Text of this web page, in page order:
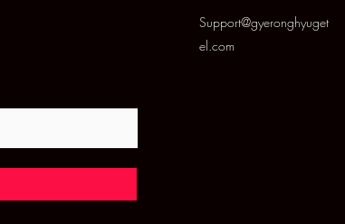
Support@gyeronghyuget
el.com